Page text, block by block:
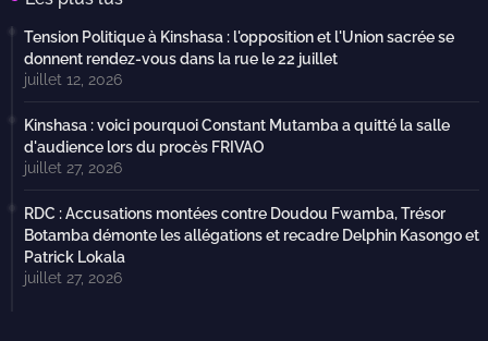
Tension Politique à Kinshasa : l'opposition et l'Union sacrée se
donnent rendez-vous dans la rue le 22 juillet
juillet 12, 2026
Kinshasa : voici pourquoi Constant Mutamba a quitté la salle
d'audience lors du procès FRIVAO
juillet 27, 2026
RDC : Accusations montées contre Doudou Fwamba, Trésor
Botamba démonte les allégations et recadre Delphin Kasongo et
Patrick Lokala
juillet 27, 2026